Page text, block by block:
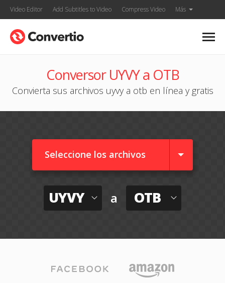
Video Editor Add Subtitles to Video Compress Video Más
Conversor UYVY a OTB
Convierta sus archivos uyvy a otb en línea y gratis
Seleccione los archivos
UYVY a OTB